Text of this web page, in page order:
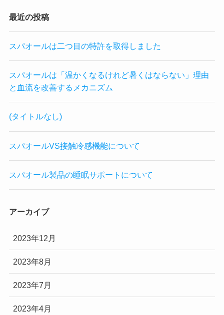
最近の投稿
スパオールは二つ目の特許を取得しました
スパオールは「温かくなるけれど暑くはならない」理由
と血流を改善するメカニズム
(タイトルなし)
スパオールVS接触冷感機能について
スパオール製品の睡眠サポートについて
アーカイブ
2023年12月
2023年8月
2023年7月
2023年4月